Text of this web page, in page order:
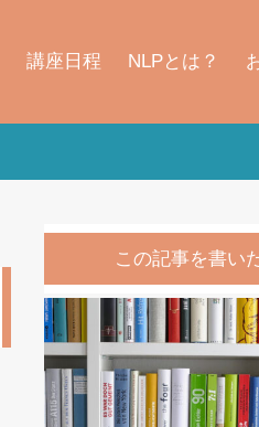
講座日程 NLPとは？
この記事を書い